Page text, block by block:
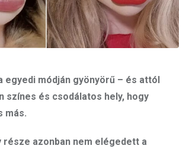
egyedi módján gyönyörű – és attól
színes és csodálatos hely, hogy
más.
része azonban nem elégedett a